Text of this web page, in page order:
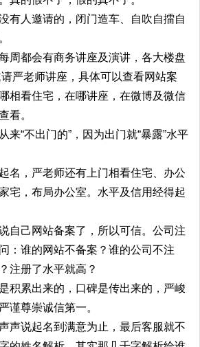
有人邀请的，闭门造车、自吹自擂自
周都会有商务讲座及演讲，各大楼盘
严老师讲座，具体可以查看网站案
相看住宅，在哪讲座，在微博及微信
看。
来“不出门的”，因为出门就“暴露”水平
名，严老师还有上门相看住宅、办公
宅，布局办公室。水平及信用经得起
自己网站备案了，所以可信。公司注
：谁的网站不备案？谁的公司不注
注册了水平就高？
积累出来的，口碑是传出来的，严峻
谨尊崇诚信第一。
声说起名到满意为止，最后客服就不